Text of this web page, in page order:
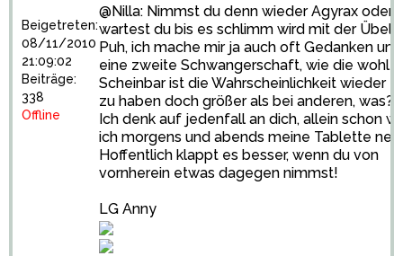
Beigetreten:
08/11/2010
21:09:02
Beiträge:
338
Offline
@Nilla: Nimmst du denn wieder Agyrax oder
wartest du bis es schlimm wird mit der
Puh, ich mache mir ja auch oft Gedanken um
eine zweite Schwangerschaft, wie die wohl
Scheinbar ist die Wahrscheinlichkeit wieder
zu haben doch größer als bei anderen, was?
Ich denk auf jedenfall an dich, allein schon
ich morgens und abends meine Tablette
Hoffentlich klappt es besser, wenn du von
vornherein etwas dagegen nimmst!
LG Anny